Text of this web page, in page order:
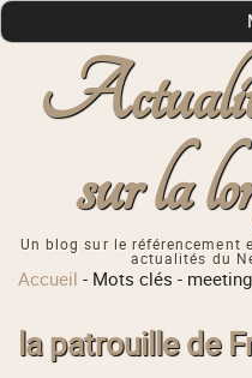
sur la
Un blog sur le référencement
actualités du
Accueil - Mots clés -
la patrouille de